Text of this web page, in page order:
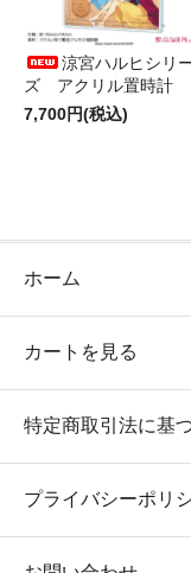
涼宮ハルヒシリ
ズ アクリル置時計
7,700円(税込)
ホーム
カートを見る
特定商取引法に基
プライバシーポリ